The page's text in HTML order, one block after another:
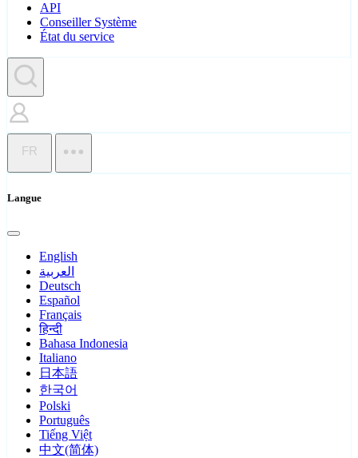
API
Conseiller Système
État du service
FR
Langue
English
العربية
Deutsch
Español
Français
हिन्दी
Bahasa Indonesia
Italiano
日本語
한국어
Polski
Português
Tiếng Việt
中文(简体)